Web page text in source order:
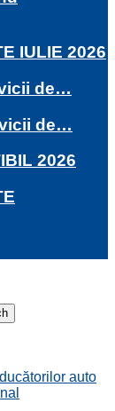
IULIE 2026
de…
de…
2026
auto